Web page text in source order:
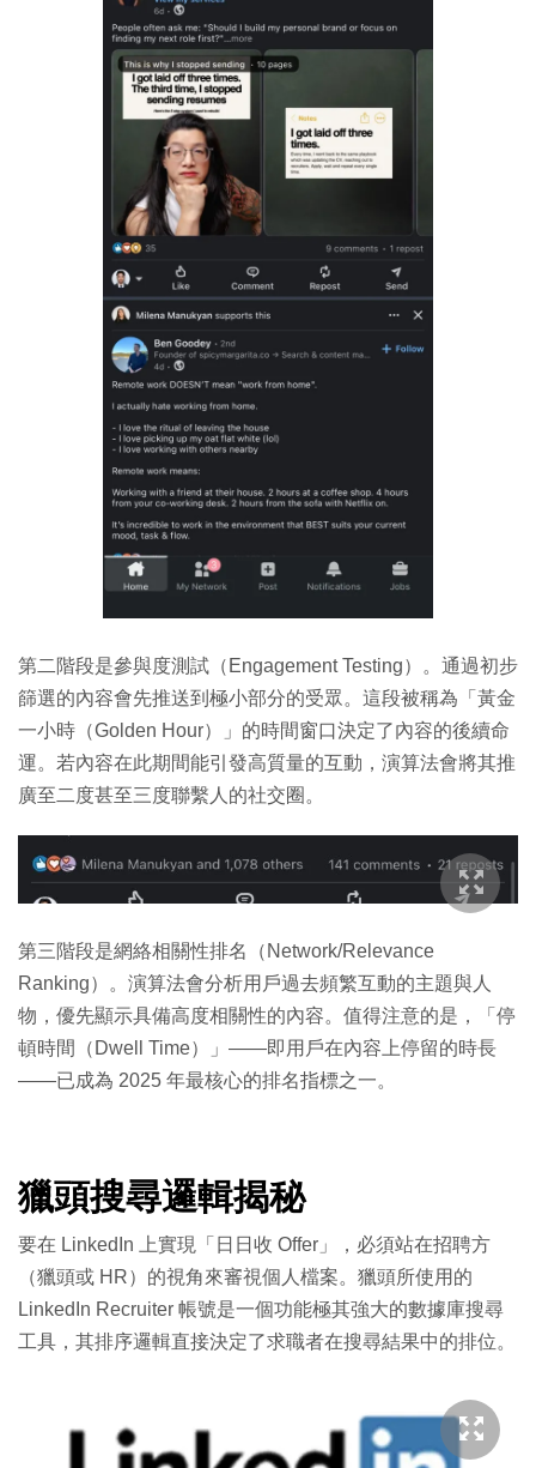
第二階段是參與度測試（Engagement Testing）。通過初步
篩選的內容會先推送到極小部分的受眾。這段被稱為「黃金
一小時（Golden Hour）」的時間窗口決定了內容的後續命
運。若內容在此期間能引發高質量的互動，演算法會將其推
廣至二度甚至三度聯繫人的社交圈。
第三階段是網絡相關性排名（Network/Relevance
Ranking）。演算法會分析用戶過去頻繁互動的主題與人
物，優先顯示具備高度相關性的內容。值得注意的是，「停
頓時間（Dwell Time）」——即用戶在內容上停留的時長
——已成為 2025 年最核心的排名指標之一。
獵頭搜尋邏輯揭秘
要在 LinkedIn 上實現「日日收 Offer」，必須站在招聘方
（獵頭或 HR）的視角來審視個人檔案。獵頭所使用的
LinkedIn Recruiter 帳號是一個功能極其強大的數據庫搜尋
工具，其排序邏輯直接決定了求職者在搜尋結果中的排位。